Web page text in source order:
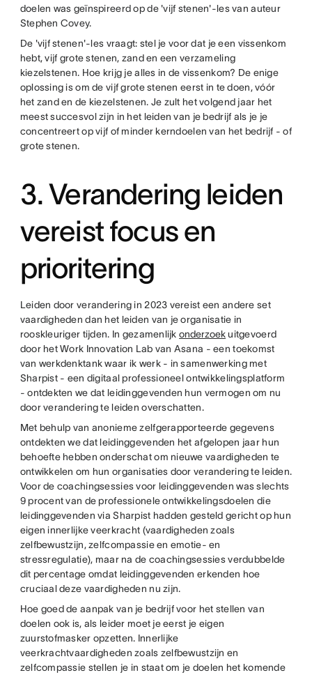
doelen was geïnspireerd op de 'vijf stenen'-les van auteur
Stephen Covey.
De 'vijf stenen'-les vraagt: stel je voor dat je een vissenkom
hebt, vijf grote stenen, zand en een verzameling
kiezelstenen. Hoe krijg je alles in de vissenkom? De enige
oplossing is om de vijf grote stenen eerst in te doen, vóór
het zand en de kiezelstenen. Je zult het volgend jaar het
meest succesvol zijn in het leiden van je bedrijf als je je
concentreert op vijf of minder kerndoelen van het bedrijf - of
grote stenen.
3. Verandering leiden
vereist focus en
prioritering
Leiden door verandering in 2023 vereist een andere set
vaardigheden dan het leiden van je organisatie in
rooskleuriger tijden. In gezamenlijkonderzoekuitgevoerd
door het Work Innovation Lab van Asana - een toekomst
van werkdenktank waar ik werk - in samenwerking met
Sharpist - een digitaal professioneel ontwikkelingsplatform
- ontdekten we dat leidinggevenden hun vermogen om nu
door verandering te leiden overschatten.
Met behulp van anonieme zelfgerapporteerde gegevens
ontdekten we dat leidinggevenden het afgelopen jaar hun
behoefte hebben onderschat om nieuwe vaardigheden te
ontwikkelen om hun organisaties door verandering te leiden.
Voor de coachingsessies voor leidinggevenden was slechts
9 procent van de professionele ontwikkelingsdoelen die
leidinggevenden via Sharpist hadden gesteld gericht op hun
eigen innerlijke veerkracht (vaardigheden zoals
zelfbewustzijn, zelfcompassie en emotie- en
stressregulatie), maar na de coachingsessies verdubbelde
dit percentage omdat leidinggevenden erkenden hoe
cruciaal deze vaardigheden nu zijn.
Hoe goed de aanpak van je bedrijf voor het stellen van
doelen ook is, als leider moet je eerst je eigen
zuurstofmasker opzetten. Innerlijke
veerkrachtvaardigheden zoals zelfbewustzijn en
zelfcompassie stellen je in staat om je doelen het komende